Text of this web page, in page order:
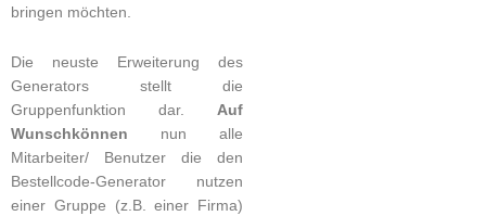
bringen möchten.
Die neuste Erweiterung des
Generators stellt die
Gruppenfunktion dar. Auf
Wunsch können nun alle
Mitarbeiter/ Benutzer die den
Bestellcode-Generator nutzen
einer Gruppe (z.B. einer Firma)